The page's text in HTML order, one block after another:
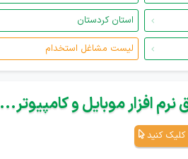
استان کردستان
لیست مشاغل استخدام
افزار موبایل و کامپیوتر...
کلیک کنید